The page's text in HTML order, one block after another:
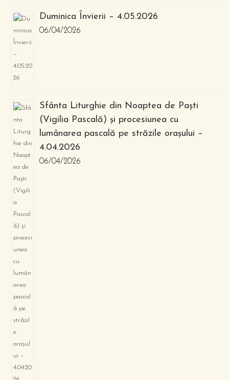
Duminica Învierii – 4.05.2026
06/04/2026
Sfânta Liturghie din Noaptea de Paști
(Vigilia Pascală) și procesiunea cu
lumânarea pascală pe străzile orașului –
4.04.2026
06/04/2026